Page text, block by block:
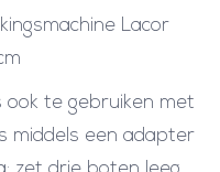
Lacor
ook te gebruiken met
middels een adapter